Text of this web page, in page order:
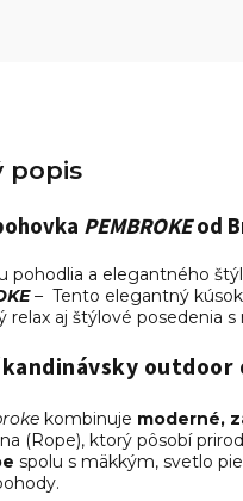
popis
PEMBROKEod
pohodlia a elegantného
– Tento elegantný
relax aj štýlové posedenia
outdoor
kombinuje moderné,
(Rope), ktorý pôsobí
spolu s mäkkým, svetlo